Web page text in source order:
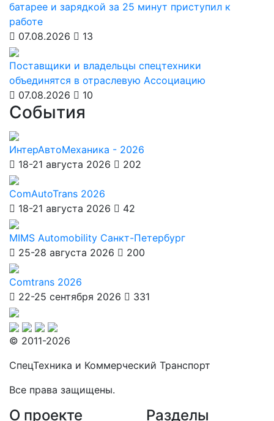
батарее и зарядкой за 25 минут приступил к
работе
07.08.2026
13
Поставщики и владельцы спецтехники
объединятся в отраслевую Ассоциацию
07.08.2026
10
События
ИнтерАвтоМеханика - 2026
18-21 августа 2026
202
ComAutoTrans 2026
18-21 августа 2026
42
MIMS Automobility Санкт-Петербург
25-28 августа 2026
200
Comtrans 2026
22-25 сентября 2026
331
© 2011-2026
СпецТехника и Коммерческий Транспорт
Все права защищены.
О проекте Разделы